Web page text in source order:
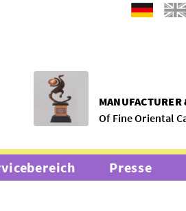
MANUFACTURER
Of Fine Oriental
Presse